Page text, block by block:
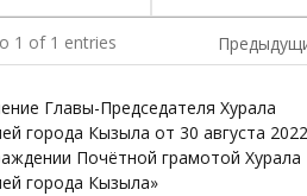
1 of 1 entries
Главы-Председателя Хурала
города Кызыла от 30 августа
Почётной грамотой Хурала
города Кызыла»